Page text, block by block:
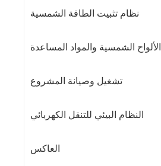
نظام تثبيت الطاقة الشمسية
الألواح الشمسية والمواد المساعدة
تشغيل وصيانة المشروع
النظام البيئي للتنقل الكهربائي
العاكس